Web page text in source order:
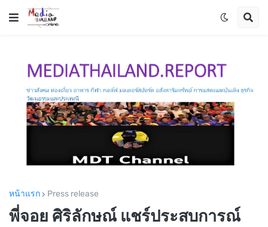
หน้าแรก Press release
พี่จอย ศิริลักษณ์ แชร์ประสบการณ์